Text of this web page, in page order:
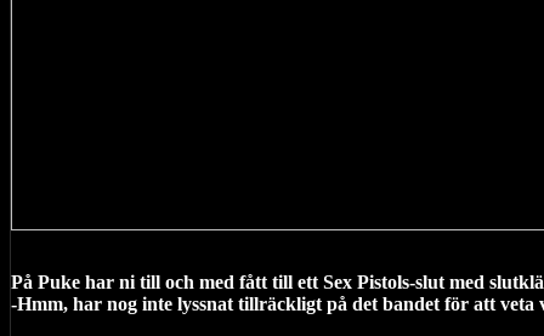
På Puke har ni till och med fått till ett Sex Pistols-slut med
-Hmm, har nog inte lyssnat tillräckligt på det bandet för att veta